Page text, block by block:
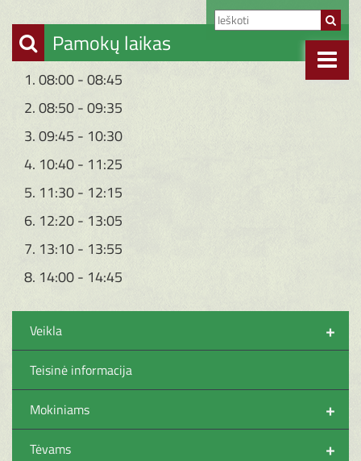
Pamokų laikas
1. 08:00 - 08:45
2. 08:50 - 09:35
3. 09:45 - 10:30
4. 10:40 - 11:25
5. 11:30 - 12:15
6. 12:20 - 13:05
7. 13:10 - 13:55
8. 14:00 - 14:45
+
Veikla
Teisinė informacija
+
Mokiniams
+
Tėvams